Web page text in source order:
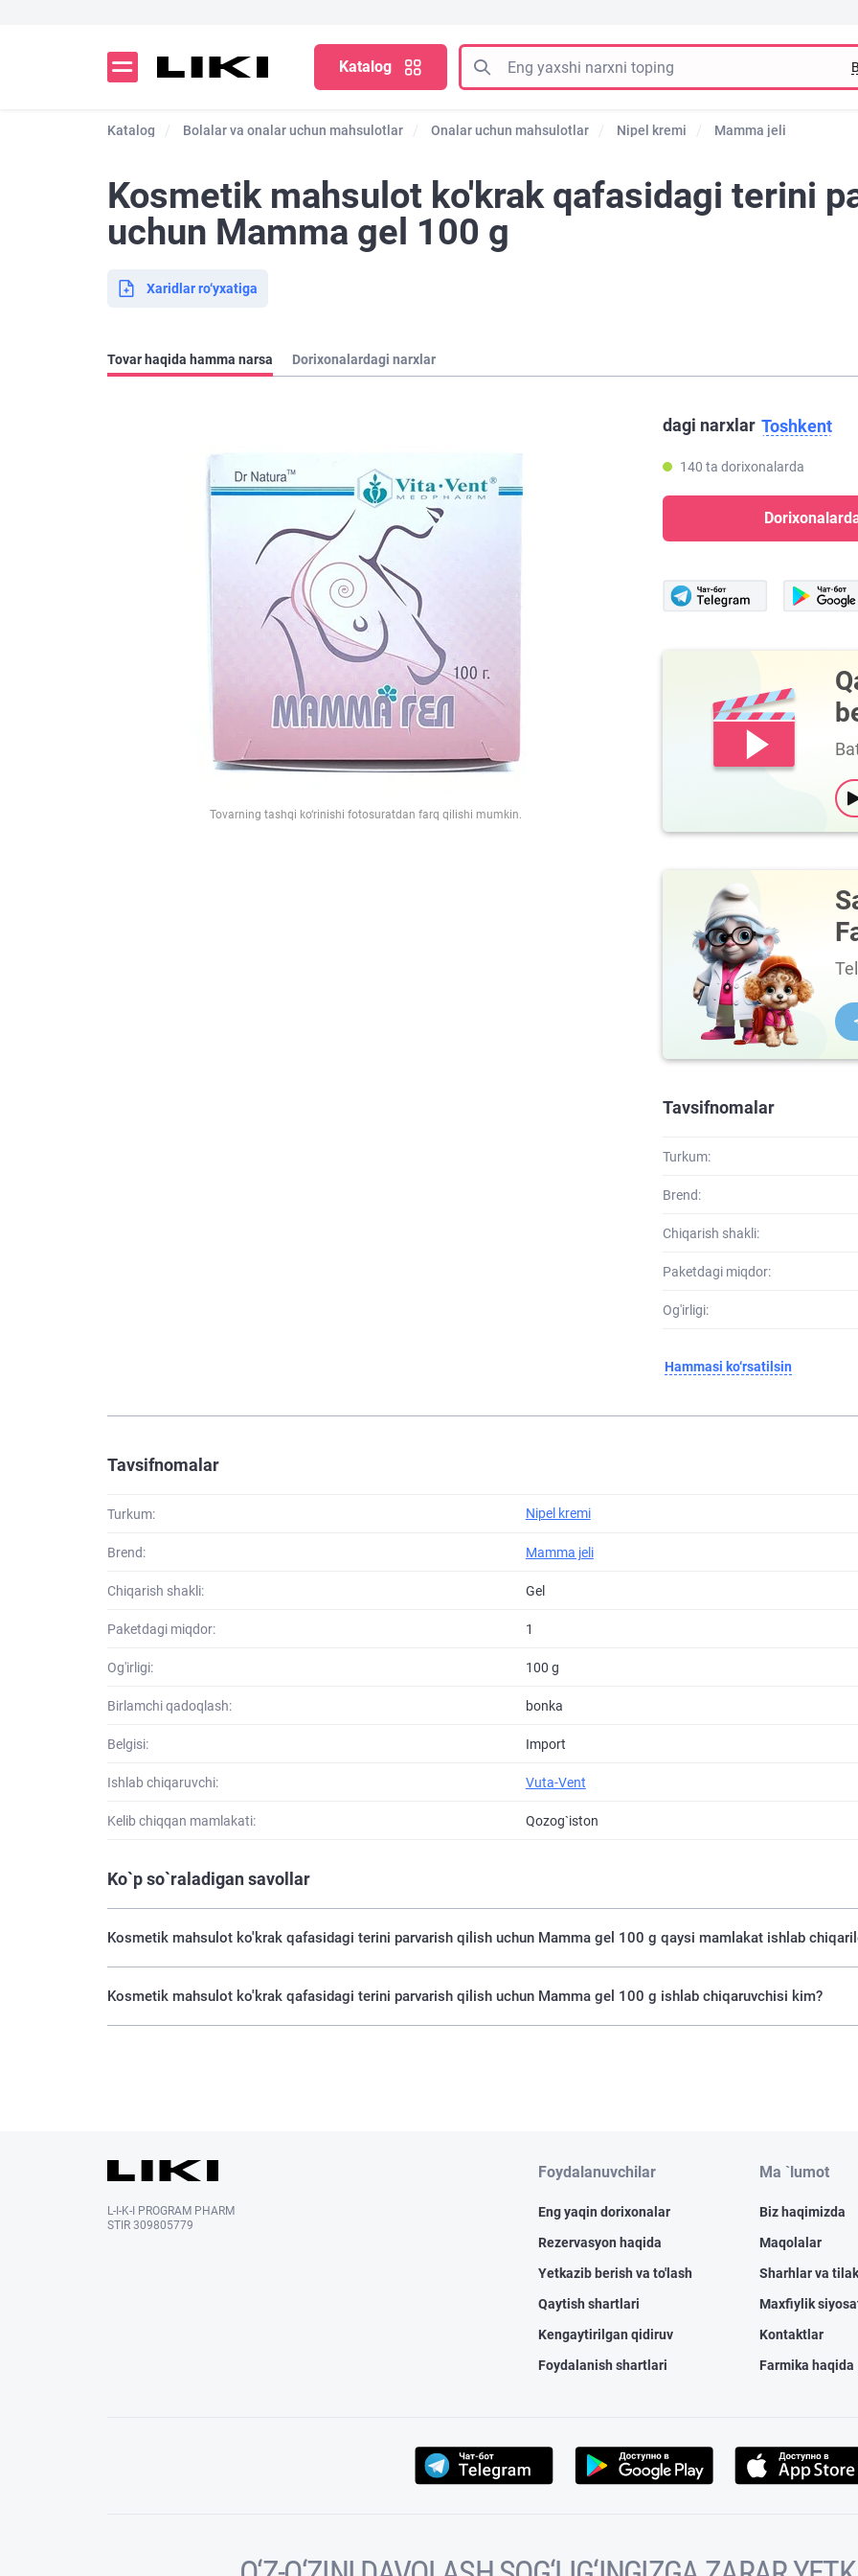
Katalog
Katalog Bolalar va onalar uchun mahsulotlar Onalar uchun mahsulotlar Nipel kremi Mamma jeli
Kosmetik mahsulot ko'krak qafasidagi terini
uchun Mamma gel 100 g
Xaridlar ro‘yxatiga
Tovar haqida hamma narsa Dorixonalardagi narxlar
Tovarning tashqi ko‘rinishi fotosuratdan farq qilishi mumkin.
dagi narxlar Toshkent
140 ta dorixonalarda
Tavsifnomalar
Turkum:
Brend:
Chiqarish shakli:
Paketdagi miqdor:
Og'irligi:
Hammasi ko‘rsatilsin
Tavsifnomalar
Turkum: Nipel kremi
Brend: Mamma jeli
Chiqarish shakli: Gel
Paketdagi miqdor: 1
Og'irligi: 100 g
Birlamchi qadoqlash: bonka
Belgisi: Import
Ishlab chiqaruvchi: Vuta-Vent
Kelib chiqqan mamlakati: Qozog`iston
Ko`p so`raladigan savollar
Kosmetik mahsulot ko'krak qafasidagi terini parvarish qilish uchun Mamma gel 100 g qaysi mamlakat ishlab
Kosmetik mahsulot ko'krak qafasidagi terini parvarish qilish uchun Mamma gel 100 g ishlab chiqaruvchisi kim?
L-I-K-I PROGRAM PHARM
STIR 309805779
Foydalanuvchilar
Eng yaqin dorixonalar
Rezervasyon haqida
Yetkazib berish va to'lash
Qaytish shartlari
Kengaytirilgan qidiruv
Foydalanish shartlari
Ma `lumot
Biz haqimizda
Maqolalar
Sharhlar va
Maxfiylik
Kontaktlar
Farmika haqida